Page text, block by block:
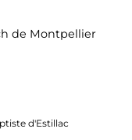
de Montpellier
d'Estillac